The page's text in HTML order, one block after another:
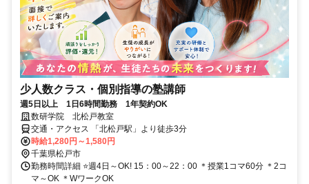
少人数クラス・個別指導の塾講師
週5日以上 1日6時間勤務 1年契約OK
数研学院 北松戸教室
交通・アクセス 「北松戸駅」より徒歩3分
時給1,280円～1,580円
千葉県松戸市
勤務時間詳細 ⭐週4日～OK! 15：00～22：00 ＊授業1コマ60分 ＊2コ
マ～OK ＊WワークOK